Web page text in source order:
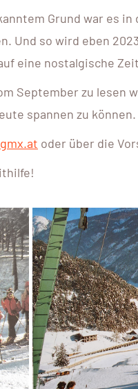
Grund war es
Und so wird eben
eine nostalgische
September zu lesen
spannen zu können.
oder über die